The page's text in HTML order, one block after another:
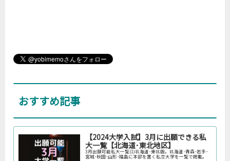
おすすめ記事
【2024大学入試】3月に出願できる私
大一覧【北海道･東北地区】
3月出願可能私大一覧(1)北海道･東北版。北海道･青森･岩手･
宮城･秋田･山形･福島に本部を置く私立大学を一覧で掲載。